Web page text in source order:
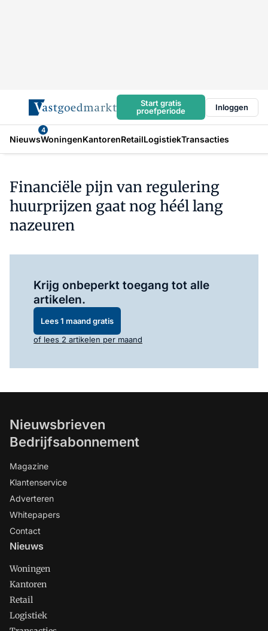
Start gratis
proefperiode
Inloggen
Nieuws
4
WoningenKantorenRetailLogistiekTransacties
Financiële pijn van regulering
huurprijzen gaat nog héél lang
nazeuren
Krijg onbeperkt toegang tot alle
artikelen.
Lees 1 maand gratis
of lees 2 artikelen per maand
Nieuwsbrieven
Bedrijfsabonnement
Magazine
Klantenservice
Adverteren
Whitepapers
Contact
Nieuws
Woningen
Kantoren
Retail
Logistiek